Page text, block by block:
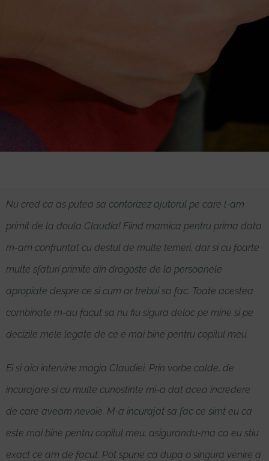
Nu cred ca as putea sa contorizez ajutorul pe care l-am
primit de la doula Claudia! Fiind mamica pentru prima data
m-am confruntat cu destul de multe temeri, dar si cu foarte
multe sfaturi primite din dragoste de la persoanele
apropiate despre ce si cum ar trebui sa fac. Toate acestea
combinate m-au facut sa nu fiu sigura deloc pe mine si pe
decizile mele legate de ce e mai bine pentru copilul meu.
Ei si aici intervine magia Claudiei. Prin vorbe calde, de
incurajare si cu multe cunostinte mi-a dat acea incredere
de care aveam nevoie. M-a incurajat sa fac ce simt eu ca
este mai bine pentru copilul meu, asigurandu-ma ca eu stiu
exact ce am de facut. Pot spune ca dupa o singura venire a